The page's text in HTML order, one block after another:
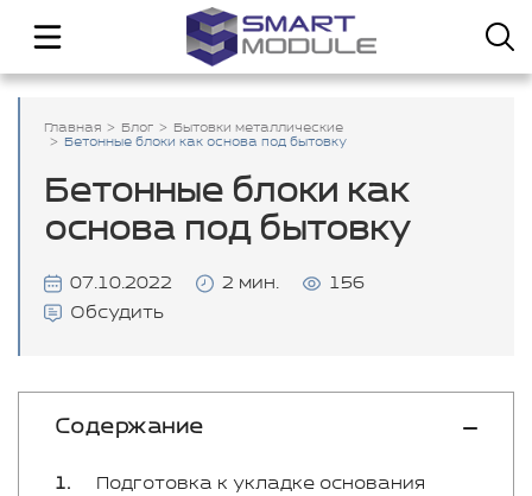
Главная Блог
Бытовки металлические
Бетонные блоки как основа под бытовку
Бетонные блоки как
основа под бытовку
07.10.2022 2 мин.
156
Обсудить
Содержание
Подготовка к укладке основания